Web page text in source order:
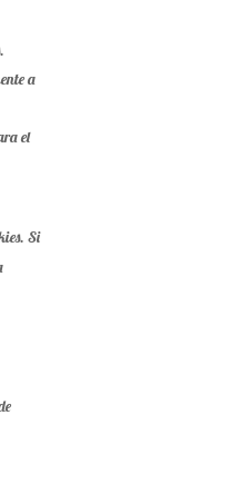
a
el
Si